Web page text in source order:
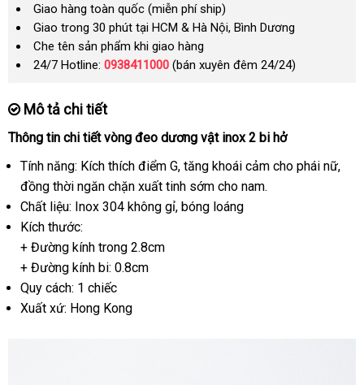
Giao hàng toàn quốc (miễn phí ship)
Giao trong 30 phút tại HCM & Hà Nội, Bình Dương
Che tên sản phẩm khi giao hàng
24/7 Hotline: 0938411000 (bán xuyên đêm 24/24)
Mô tả chi tiết
Thông tin chi tiết vòng đeo dương vật inox 2 bi hở
Tính năng: Kích thích điểm Gxưởng
, tăng khoái cảm cho phái nữmiễn
,
đồng thời ngăn chặn xuất tinh sớm cho nam.
Chất liệu: Inox 304 không gỉđại
, bóng loáng
Kích thước:
+ Đường kính trong 2.8cm
+ Đường kính bi: 0.8cm
Quy cách: 1 chiếc
Xuất xứ: Hong Kong